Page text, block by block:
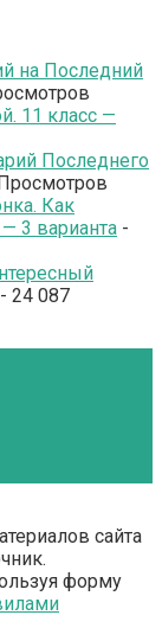
на Последний
11 класс —
Последнего
Как
3 варианта -
- 24 087
сайта
форму